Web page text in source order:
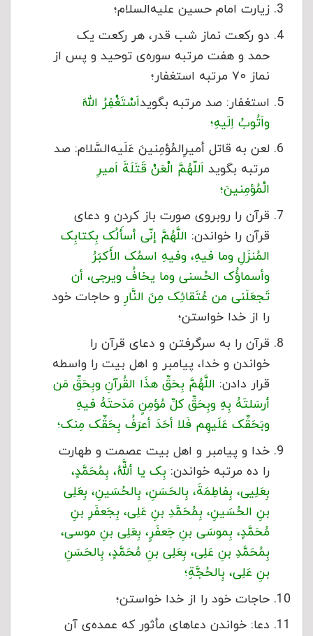
زیارت امام حسین علیه‌السلام؛
دو رکعت نماز شب قدر، هر رکعت یک
حمد و هفت مرتبه سوره‌ی توحید و پس از
نماز ۷۰ مرتبه استغفار؛
استغفار: صد مرتبه بگویداَسْتَغْفِرُ اللهَ
واَتُوبُ اِلَیهِ؛
لعن به قاتل أمیرِالمُؤمِنینَ عَلَیه‌السَّلام: صد
مرتبه بگوید اَللّهُمَّ الْعَنْ قَتَلَةَ اَمیرِ
الْمُؤمِنینَ؛
قرآن را روبروی صورت باز کردن و دعای
قرآن را خواندن: اللَّهُمَّ إنّی أسأَلُک بِکتابِک
المُنزَلِ وما فیهِ، وفیهِ اسمُک الأَکبَرُ
وأسماؤُک الحُسنى‏ وما یخافُ ویرجى‏، أن
تَجعَلَنی من عُتَقائِک مِنَ النَّارِ و حاجات خود
را از خدا خواستن؛
قرآن را به سرگرفتن و دعای قرآن را
خواندن و خدا، پیامبر و اهل بیت را واسطه
قرار دادن: اللَّهُمَّ بِحَقِّ هذَا القُرآنِ وبِحَقِّ مَن
أرسَلتَهُ بِهِ وبِحَقِّ کلِّ مُؤمِنٍ مَدَحتَهُ فیهِ
وبَحَقِّک عَلَیهِم فَلا أحَدَ أعرَفُ بِحَقِّک مِنک؛
خدا و پیامبر و اهل بیت عصمت و طهارت
را ده مرتبه خواندن: بِک یا أللَّهُ، بِمُحَمَّدٍ،
بِعَلِیی، بِفاطِمَةَ، بِالحَسَنِ، بِالحُسَینِ، بِعَلِی
بنِ الحُسَینِ، بِمُحَمَّدِ بنِ عَلِی، بِجَعفَرِ بنِ
مُحَمَّدٍ، بِموسَى بنِ جَعفَرٍ، بِعَلِی بنِ موسى‏،
بِمُحَمَّدِ بنِ عَلِی، بِعَلِی بنِ مُحَمَّدٍ، بِالحَسَنِ
بنِ عَلِی، بِالحُجَّةِ؛
حاجات خود را از خدا خواستن؛
دعا: خواندن دعاهای مأثور که عمده‌ی آن